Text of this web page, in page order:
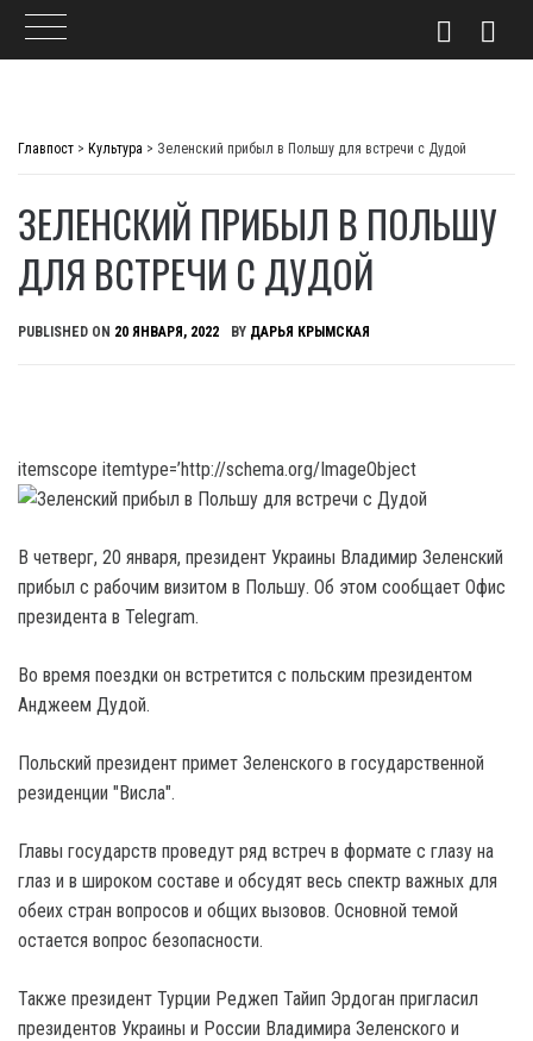
Главпост > Культура > Зеленский прибыл в Польшу для встречи с Дудой
ЗЕЛЕНСКИЙ ПРИБЫЛ В ПОЛЬШУ
ДЛЯ ВСТРЕЧИ С ДУДОЙ
PUBLISHED ON 20 ЯНВАРЯ, 2022 BY ДАРЬЯ КРЫМСКАЯ
itemscope itemtype=’http://schema.org/ImageObject
В четверг, 20 января, президент Украины Владимир Зеленский
прибыл с рабочим визитом в Польшу. Об этом сообщает Офис
президента в Telegram.
Во время поездки он встретится с польским президентом
Анджеем Дудой.
Польский президент примет Зеленского в государственной
резиденции "Висла".
Главы государств проведут ряд встреч в формате с глазу на
глаз и в широком составе и обсудят весь спектр важных для
обеих стран вопросов и общих вызовов. Основной темой
остается вопрос безопасности.
Также президент Турции Реджеп Тайип Эрдоган пригласил
президентов Украины и России Владимира Зеленского и